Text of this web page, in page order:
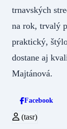
trnavských
na rok, trvalý
praktický,
dostane aj
Majtánová.
Facebook
(tasr)